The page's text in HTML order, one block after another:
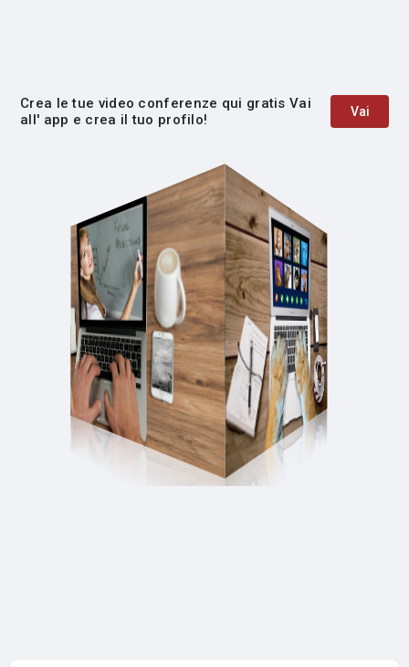
Crea le tue video conferenze qui gratis Vai
all' app e crea il tuo profilo!
Vai